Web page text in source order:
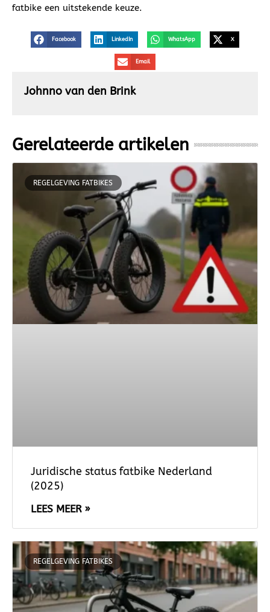
fatbike een uitstekende keuze.
Facebook LinkedIn WhatsApp X
Email
Johnno van den Brink
Gerelateerde artikelen
REGELGEVING FATBIKES
Juridische status fatbike Nederland
(2025)
LEES MEER »
REGELGEVING FATBIKES